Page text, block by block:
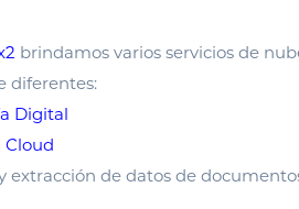
brindamos varios servicios de
diferentes:
Digital
Cloud
extracción de datos de